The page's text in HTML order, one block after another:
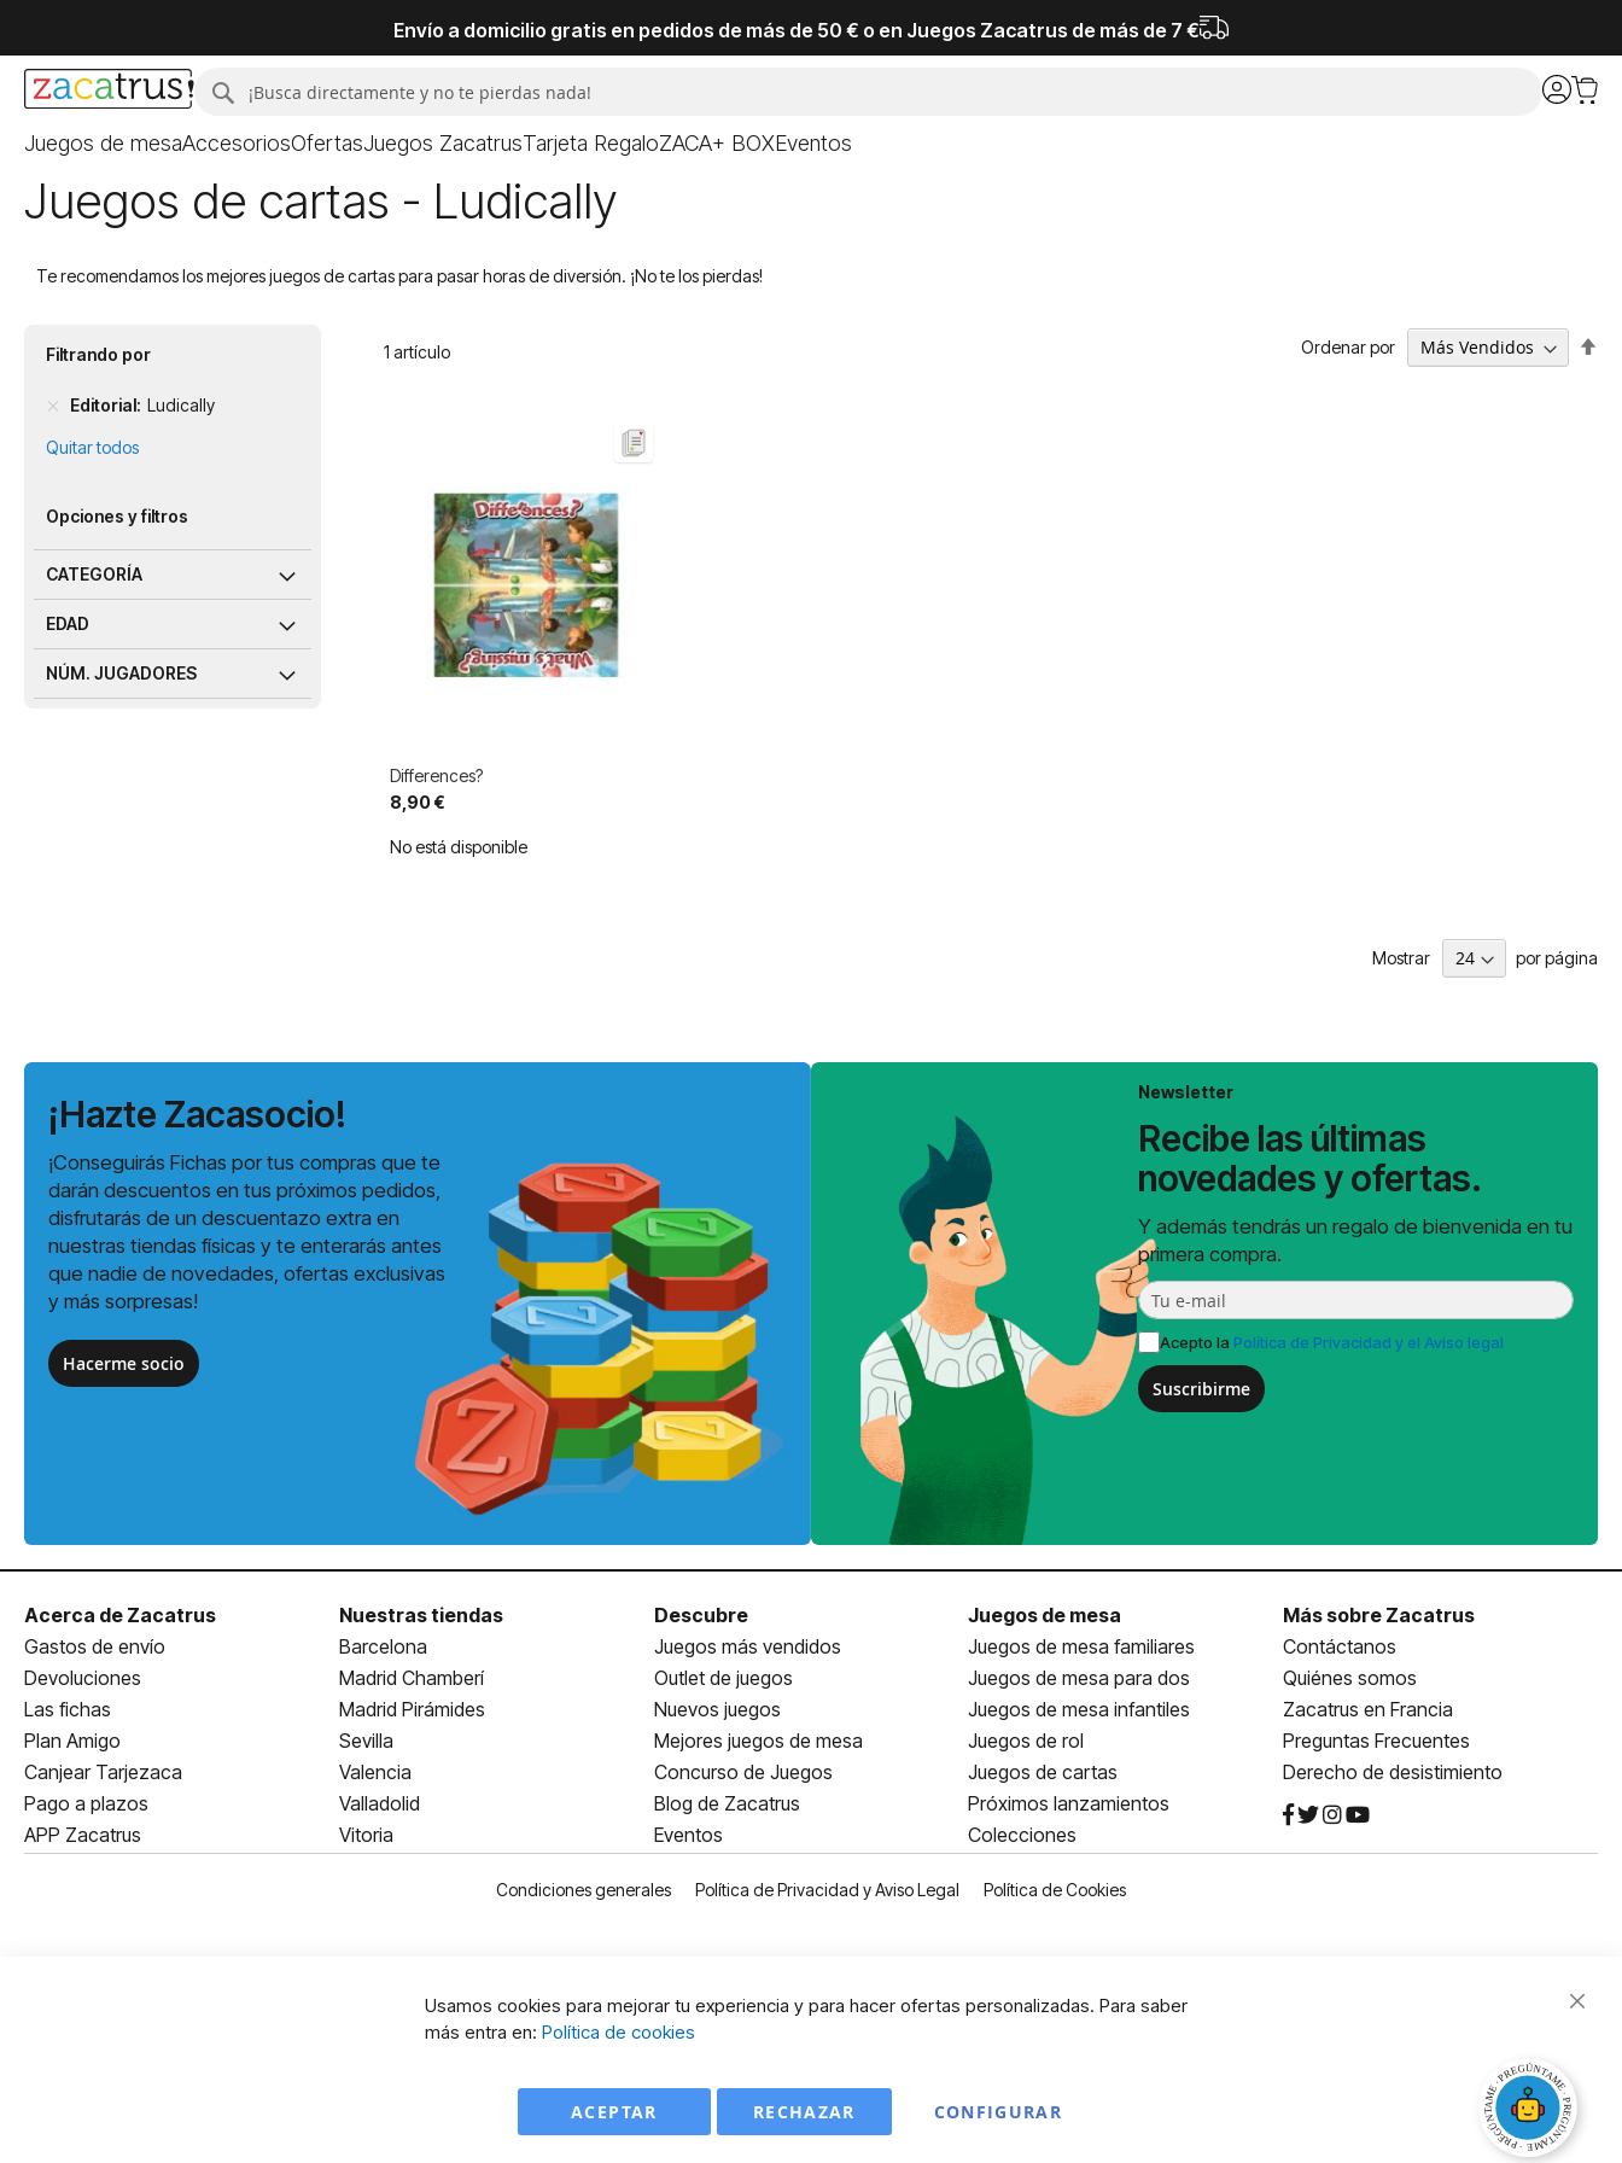
Envío a domicilio gratis en pedidos de más de 50 € o en Juegos Zacatrus de más de 7 €
Buscar
Juegos de mesaAccesoriosOfertasJuegos ZacatrusTarjeta RegaloZACA+ BOXEventos
Juegos de cartas - Ludically
Te recomendamos los mejores juegos de cartas para pasar horas de diversión. ¡No te los pierdas!
1 artículo Ordenar por
Differences?
8,90 €
No está disponible
Mostrar por página
Filtrando por
Editorial Ludically
Quitar todos
Opciones y filtros
CATEGORÍA
EDAD
NÚM. JUGADORES
¡Hazte Zacasocio!
¡Conseguirás Fichas por tus compras que te
darán descuentos en tus próximos pedidos,
disfrutarás de un descuentazo extra en
nuestras tiendas físicas y te enterarás antes
que nadie de novedades, ofertas exclusivas
y más sorpresas!
Hacerme socio
Newsletter
Recibe las últimas
novedades y ofertas.
Y además tendrás un regalo de bienvenida en tu
primera compra.
Acepto la Política de Privacidad y el Aviso legal
Suscribirme
Acerca de Zacatrus
Gastos de envío
Devoluciones
Las fichas
Plan Amigo
Canjear Tarjezaca
Pago a plazos
APP Zacatrus
Nuestras tiendas
Barcelona
Madrid Chamberí
Madrid Pirámides
Sevilla
Valencia
Valladolid
Vitoria
Descubre
Juegos más vendidos
Outlet de juegos
Nuevos juegos
Mejores juegos de mesa
Concurso de Juegos
Blog de Zacatrus
Eventos
Juegos de mesa
Juegos de mesa familiares
Juegos de mesa para dos
Juegos de mesa infantiles
Juegos de rol
Juegos de cartas
Próximos lanzamientos
Colecciones
Más sobre Zacatrus
Contáctanos
Quiénes somos
Zacatrus en Francia
Preguntas Frecuentes
Derecho de desistimiento
Condiciones generales Política de Privacidad y Aviso Legal Política de Cookies
Usamos cookies para mejorar tu experiencia y para hacer ofertas personalizadas. Para saber
más entra en: Política de cookies
ACEPTAR CONFIGURAR
RECHAZAR